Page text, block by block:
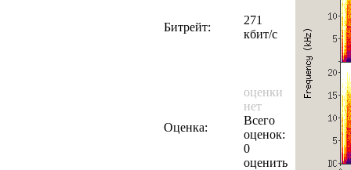
Битрейт:
271
кбит/с
Оценка:
оценки
нет
Всего
оценок:
0
оценить